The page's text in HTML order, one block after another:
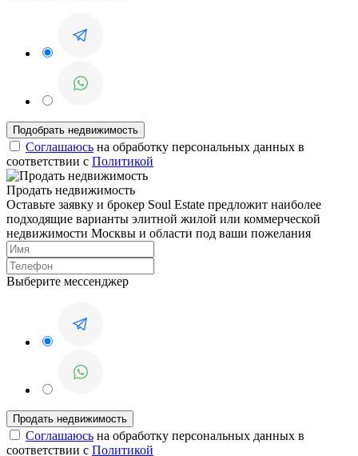
Соглашаюсь на обработку персональных данных в
соответствии с Политикой
Продать недвижимость
Оставьте заявку и брокер Soul Estate предложит наиболее
подходящие варианты элитной жилой или коммерческой
недвижимости Москвы и области под ваши пожелания
Выберите мессенджер
Соглашаюсь на обработку персональных данных в
соответствии с Политикой